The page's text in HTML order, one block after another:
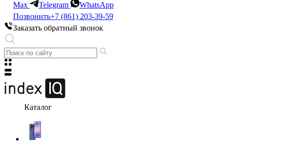
Max Telegram
WhatsApp
Позвонить+7 (861) 203-39-59
Заказать обратный звонок
Каталог